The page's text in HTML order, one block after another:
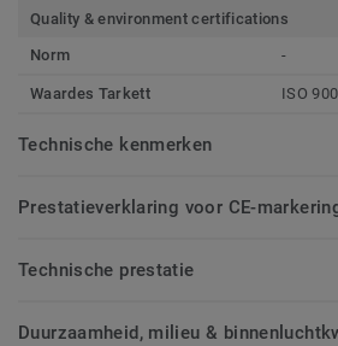
Quality & environment certifications
Norm
-
Waardes Tarkett ISO
Technische kenmerken
Prestatieverklaring voor CE-
Technische prestatie
Duurzaamheid, milieu &